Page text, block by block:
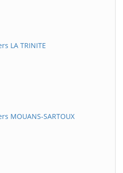
LA TRINITE
MOUANS-SARTOUX